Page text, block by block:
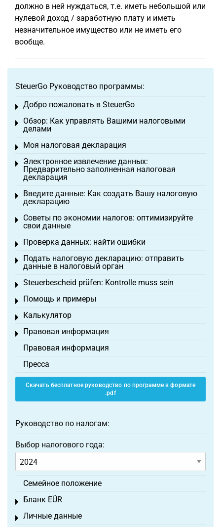
должно в ней нуждаться, т.е. иметь небольшой или
нулевой доход / заработную плату и иметь
незначительное имущество или не иметь его
вообще.
SteuerGo Руководство программы:
Добро пожаловать в SteuerGo
Toggle menu
Обзор: Как управлять Вашими налоговыми
делами
Toggle menu
Моя налоговая декларация
Toggle menu
Электронное извлечение данных:
Предварительно заполненная налоговая
декларация
Toggle menu
Введите данные: Как создать Вашу налоговую
декларацию
Toggle menu
Советы по экономии налогов: оптимизируйте
свои данные
Toggle menu
Проверка данных: найти ошибки
Toggle menu
Подать налоговую декларацию: отправить
данные в налоговый орган
Toggle menu
Steuerbescheid prüfen: Kontrolle muss sein
Toggle menu
Помощь и примеры
Toggle menu
Калькулятор
Toggle menu
Правовая информация
Toggle menu
Правовая информация
Пресса
Скачать бесплатное руководство по программе в формате
.pdf
Руководство по налогам:
Выбор налогового года:
Семейное положение
Бланк EÜR
Toggle menu
Личные данные
Toggle menu